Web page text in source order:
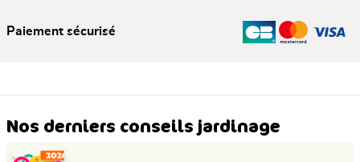
Paiement sécurisé
Nos derniers conseils jardinage